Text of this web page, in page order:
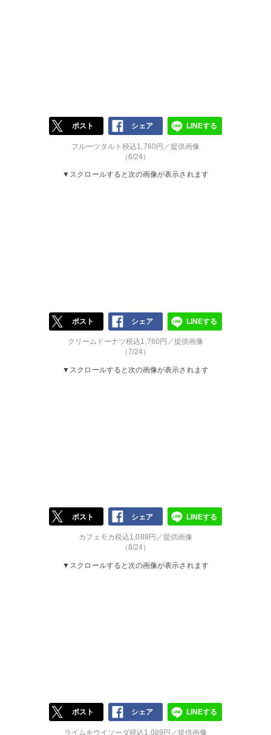
ポスト シェア LINEする
フルーツタルト税込1,760円／提供画像
（6/24）
▼スクロールすると次の画像が表示されます
ポスト シェア LINEする
クリームドーナツ税込1,760円／提供画像
（7/24）
▼スクロールすると次の画像が表示されます
ポスト シェア LINEする
カフェモカ税込1,089円／提供画像
（8/24）
▼スクロールすると次の画像が表示されます
ポスト シェア LINEする
ライムキウイソーダ税込1,089円／提供画像